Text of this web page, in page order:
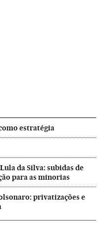
estratégia
da Silva: subidas de
para as minorias
privatizações e